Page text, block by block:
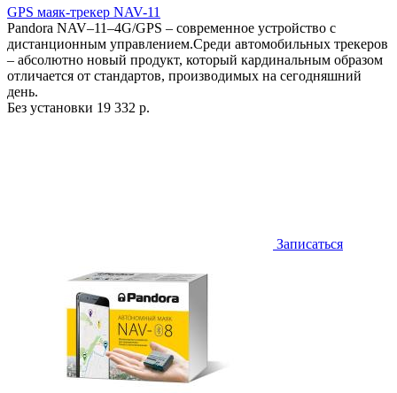
GPS маяк-трекер NAV-11
Pandora NAV–11–4G/GPS – современное устройство с
дистанционным управлением.Среди автомобильных трекеров
– абсолютно новый продукт, который кардинальным образом
отличается от стандартов, производимых на сегодняшний
день.
Без установки 19 332 р.
Записаться